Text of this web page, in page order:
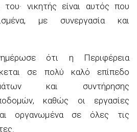
νικητής είναι αυτός που
με συνεργασία και
ότι η Περιφέρεια
σε πολύ καλό επίπεδο
και συντήρησης
καθώς οι εργασίες
οργανωμένα σε όλες τις